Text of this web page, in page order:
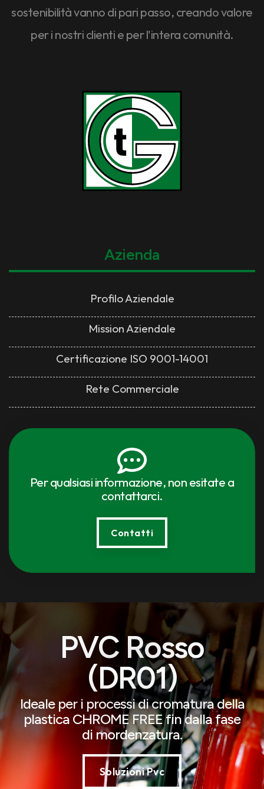
sostenibilità vanno di pari passo, creando valore
per i nostri clienti e per l'intera comunità.
Azienda
Profilo Aziendale
Mission Aziendale
Certificazione ISO 9001-14001
Rete Commerciale
Per qualsiasi informazione, non esitate a
contattarci.
Contatti
PVC Rosso
(DR01)
Ideale per i processi di cromatura della
plastica CHROME FREE fin dalla fase
di mordenzatura.
Soluzioni Pvc